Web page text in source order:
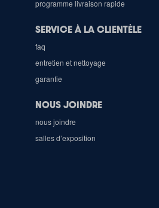
programme livraison rapide
SERVICE À LA CLIENTÈLE
faq
entretien et nettoyage
garantie
NOUS JOINDRE
nous joindre
salles d’exposition